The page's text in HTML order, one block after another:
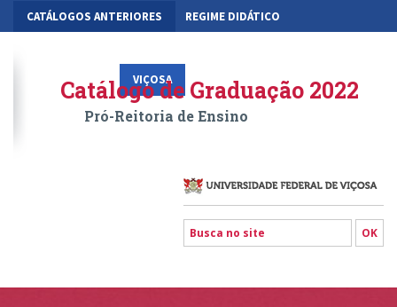
CATÁLOGOS ANTERIORES REGIME DIDÁTICO
VIÇOSA RIO PARANAÍBA FLORESTAL
Catálogo de Graduação 2022
Pró-Reitoria de Ensino